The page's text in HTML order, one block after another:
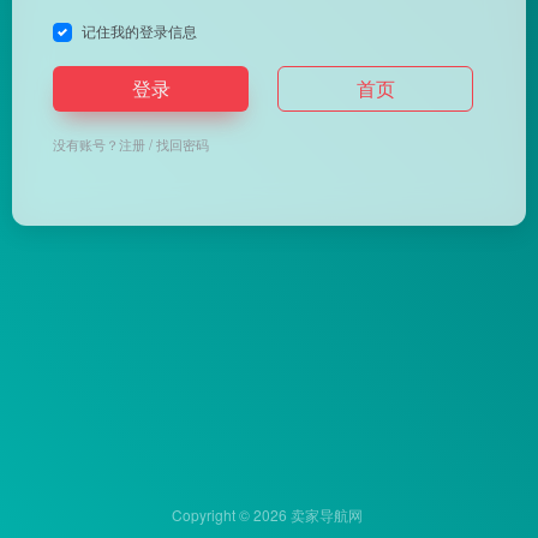
记住我的登录信息
登录 首页
没有账号？注册/找回密码
Copyright © 2026 卖家导航网